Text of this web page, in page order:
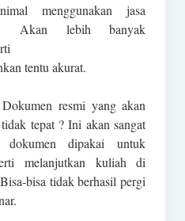
menggunakan jasa
Akan lebih banyak
tentu akurat.
resmi yang akan
tepat ? Ini akan sangat
dokumen dipakai untuk
melanjutkan kuliah di
bisa tidak berhasil pergi